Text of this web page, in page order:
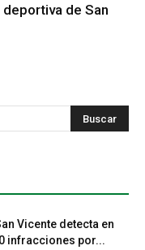
de San
Vicente detecta en
infracciones por...